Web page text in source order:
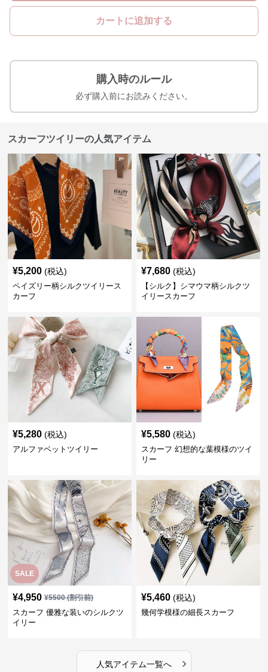
カートに追加する
購入時のルール
必ず購入前にお読みください。
スカーフツイリーの人気アイテム
¥5,200 (税込)
ペイズリー柄シルクツイリース
カーフ
¥7,680 (税込)
【シルク】シマウマ柄シルクツ
イリースカーフ
¥5,280 (税込)
アルファベットツイリー
¥5,580 (税込)
スカーフ 幻想的な葉模様のツイ
リー
SALE
¥4,950 ¥5500(割引前)
スカーフ 優雅な装いのシルクツ
イリー
¥5,460 (税込)
幾何学模様の細長スカーフ
人気アイテム一覧へ ›